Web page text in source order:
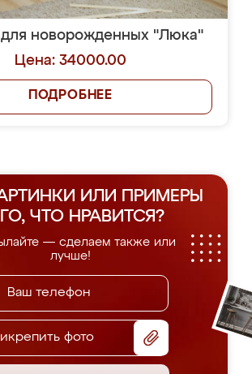
для новорожденных "Люка"
Цена: 34000.00
ПОДРОБНЕЕ
ИЛИ ПРИМЕРЫ
ЧТО НРАВИТСЯ?
— сделаем также или
лучше!
фото